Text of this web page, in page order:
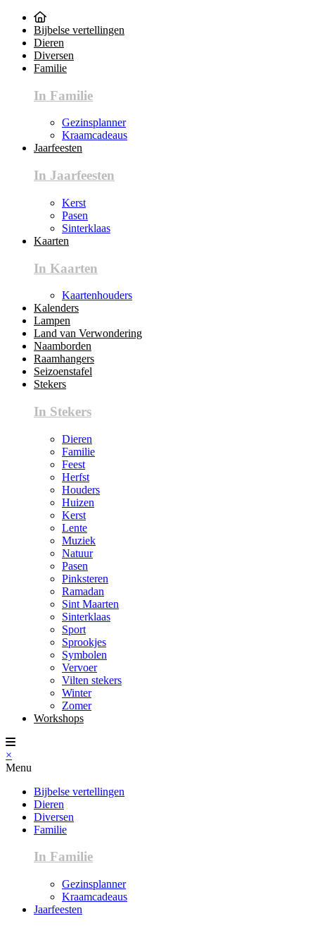
Bijbelse vertellingen
Dieren
Diversen
Familie
In Familie
Gezinsplanner
Kraamcadeaus
Jaarfeesten
In Jaarfeesten
Kerst
Pasen
Sinterklaas
Kaarten
In Kaarten
Kaartenhouders
Kalenders
Lampen
Land van Verwondering
Naamborden
Raamhangers
Seizoenstafel
Stekers
In Stekers
Dieren
Familie
Feest
Herfst
Houders
Huizen
Kerst
Lente
Muziek
Natuur
Pasen
Pinksteren
Ramadan
Sint Maarten
Sinterklaas
Sport
Sprookjes
Symbolen
Vervoer
Vilten stekers
Winter
Zomer
Workshops
×
Menu
Bijbelse vertellingen
Dieren
Diversen
Familie
In Familie
Gezinsplanner
Kraamcadeaus
Jaarfeesten